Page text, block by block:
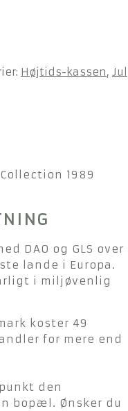
Højtids-kassen, Jul
1989
DAO og GLS over
lande i Europa.
i miljøvenlig
koster 49
for mere end
den
bopæl. Ønsker du